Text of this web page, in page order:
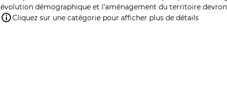
évolution démographique et l'aménagement du territoire
Cliquez sur une catégorie pour afficher plus de détails